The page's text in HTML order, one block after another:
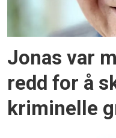
Jonas var
redd for å
kriminelle